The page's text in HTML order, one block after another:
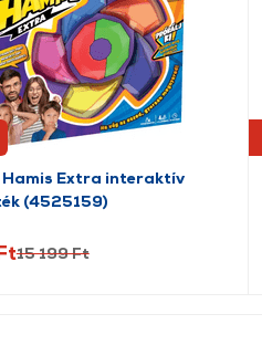
Hamis Extra interaktív
(4525159)
15 199 Ft